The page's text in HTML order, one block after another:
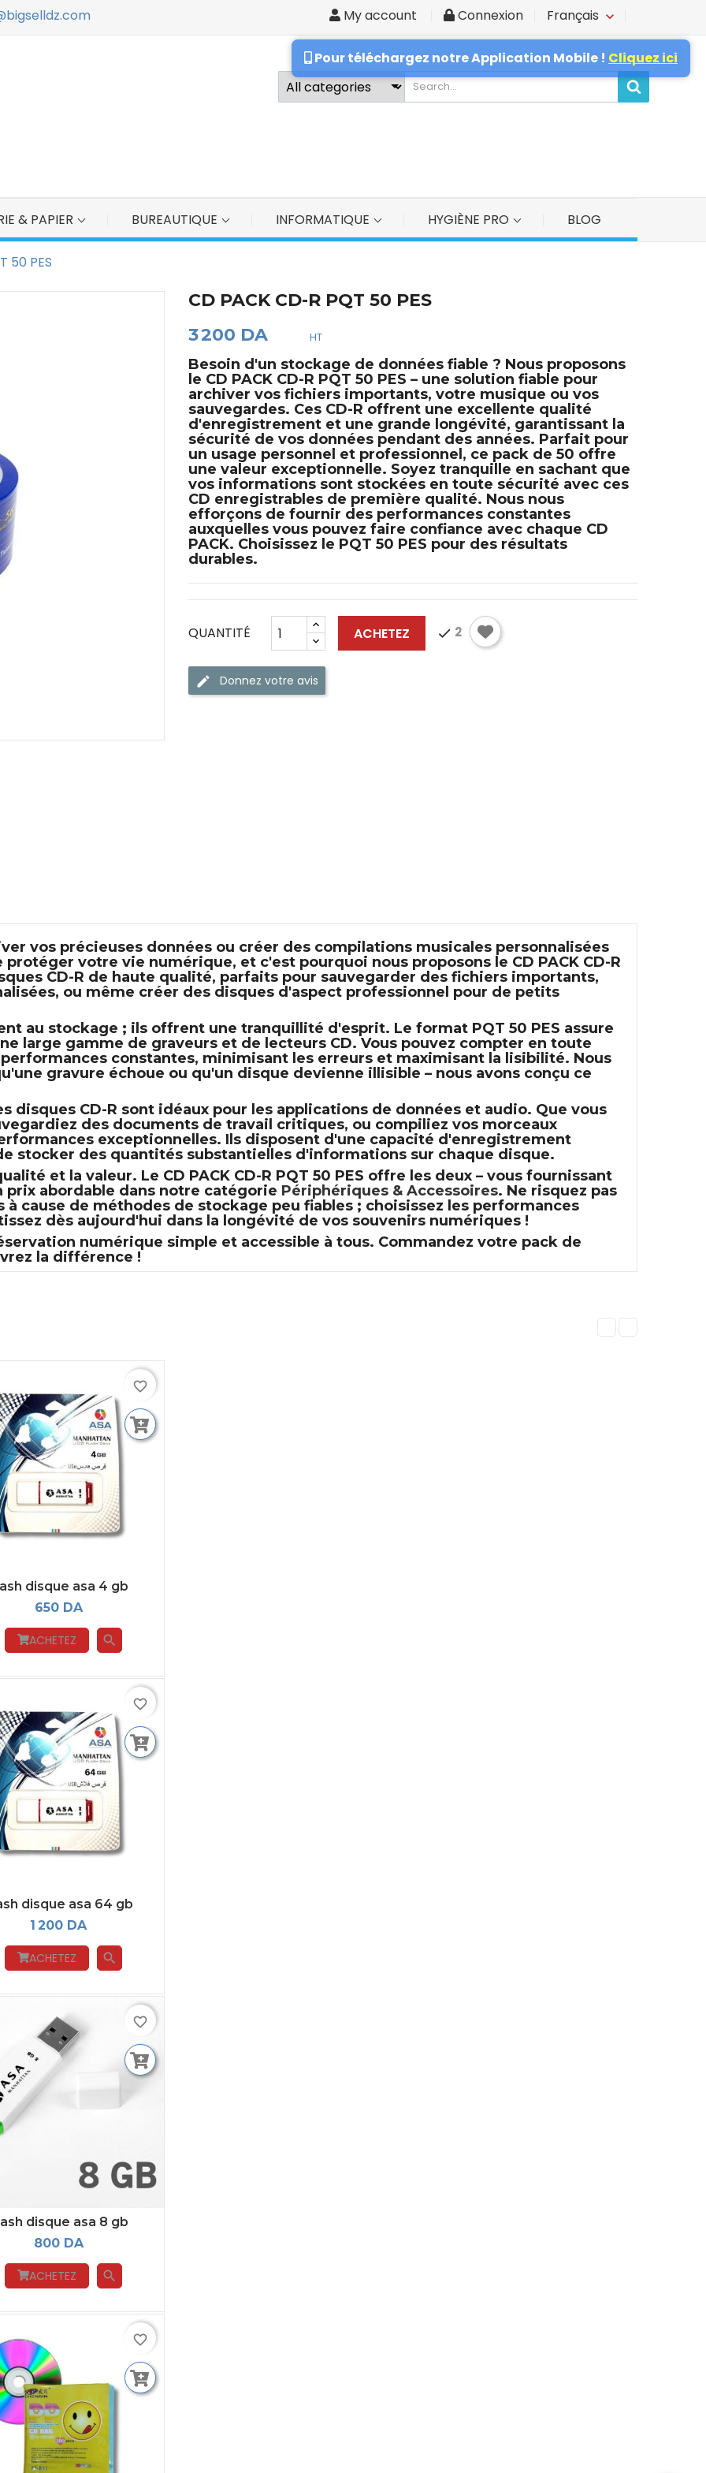
Pour téléchargez notre Application Mobile ! Cliquez ici
My account Connexion Français
& PAPIER BUREAUTIQUE INFORMATIQUE HYGIÈNE PRO BLOG
50 PES
CD PACK CD-R PQT 50 PES
3 200 DA
HT
Besoin d'un stockage de données fiable ? Nous proposons
le CD PACK CD-R PQT 50 PES – une solution fiable pour
archiver vos fichiers importants, votre musique ou vos
sauvegardes. Ces CD-R offrent une excellente qualité
d'enregistrement et une grande longévité, garantissant la
sécurité de vos données pendant des années. Parfait pour
un usage personnel et professionnel, ce pack de 50 offre
une valeur exceptionnelle. Soyez tranquille en sachant que
vos informations sont stockées en toute sécurité avec ces
CD enregistrables de première qualité. Nous nous
efforçons de fournir des performances constantes
auxquelles vous pouvez faire confiance avec chaque CD
PACK. Choisissez le PQT 50 PES pour des résultats
durables.
QUANTITÉ ACHETEZ check 2
Donnez votre avis
vos précieuses données ou créer des compilations musicales personnalisées
protéger votre vie numérique, et c'est pourquoi nous proposons le CD PACK CD-R
CD-R de haute qualité, parfaits pour sauvegarder des fichiers importants,
ou même créer des disques d'aspect professionnel pour de petits
au stockage ; ils offrent une tranquillité d'esprit. Le format PQT 50 PES assure
large gamme de graveurs et de lecteurs CD. Vous pouvez compter en toute
constantes, minimisant les erreurs et maximisant la lisibilité. Nous
gravure échoue ou qu'un disque devienne illisible – nous avons conçu ce
disques CD-R sont idéaux pour les applications de données et audio. Que vous
des documents de travail critiques, ou compiliez vos morceaux
exceptionnelles. Ils disposent d'une capacité d'enregistrement
stocker des quantités substantielles d'informations sur chaque disque.
et la valeur. Le CD PACK CD-R PQT 50 PES offre les deux – vous fournissant
abordable dans notre catégorie Périphériques & Accessoires. Ne risquez pas
cause de méthodes de stockage peu fiables ; choisissez les performances
dès aujourd'hui dans la longévité de vos souvenirs numériques !
numérique simple et accessible à tous. Commandez votre pack de
la différence !
disque asa 4 gb
650 DA
ACHETEZ search
favorite_border
disque asa 64 gb
1 200 DA
ACHETEZ search
favorite_border
disque asa 8 gb
800 DA
ACHETEZ search
favorite_border
favorite_border
×
need to be logged in to save products in your wish list.